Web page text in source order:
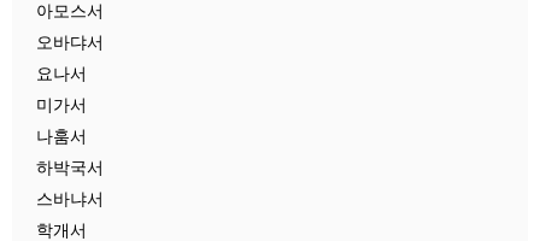
아모스서
오바댜서
요나서
미가서
나훔서
하박국서
스바냐서
학개서